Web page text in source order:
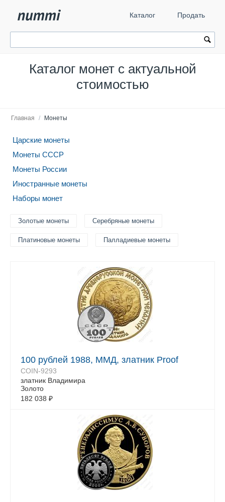
Каталог Продать
Каталог монет с актуальной
стоимостью
Главная / Монеты
Царские монеты
Монеты СССР
Монеты России
Иностранные монеты
Наборы монет
Золотые монеты Серебряные монеты
Платиновые монеты Палладиевые монеты
100 рублей 1988, ММД, златник Proof
COIN-9293
златник Владимира
Золото
182 038 ₽